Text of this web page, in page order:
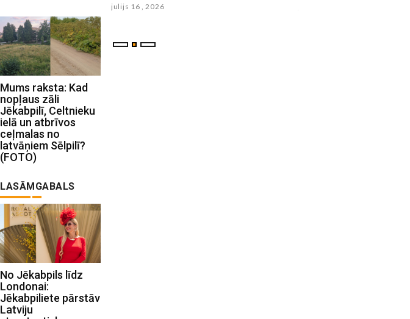
Mums raksta: Kad
nopļaus zāli
Jēkabpilī, Celtnieku
ielā un atbrīvos
ceļmalas no
latvāņiem Sēlpilī?
(FOTO)
LASĀMGABALS
No Jēkabpils līdz
Londonai:
Jēkabpiliete pārstāv
Latviju
julijs 16 , 2026